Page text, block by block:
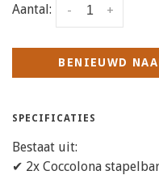
Aantal: +
-
BENIEUWD
SPECIFICATIES
Bestaat uit:
✔ 2x Coccolona